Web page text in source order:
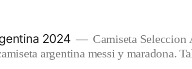
2024
Camiseta
argentina messi y maradona.